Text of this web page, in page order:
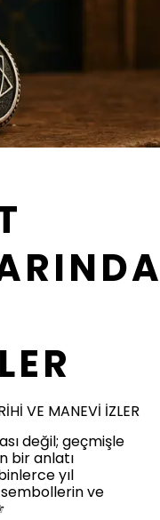
VE MANEVİ İZLER
değil; geçmişle
bir anlatı
yıl
ve